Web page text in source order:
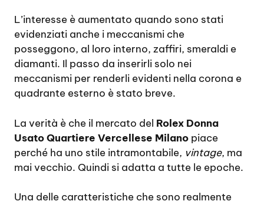
L’interesse è aumentato quando sono stati
evidenziati anche i meccanismi che
posseggono, al loro interno, zaffiri, smeraldi e
diamanti. Il passo da inserirli solo nei
meccanismi per renderli evidenti nella corona e
quadrante esterno è stato breve.
La verità è che il mercato del Rolex Donna
Usato Quartiere Vercellese Milano piace
perché ha uno stile intramontabile, vintage, ma
mai vecchio. Quindi si adatta a tutte le epoche.
Una delle caratteristiche che sono realmente